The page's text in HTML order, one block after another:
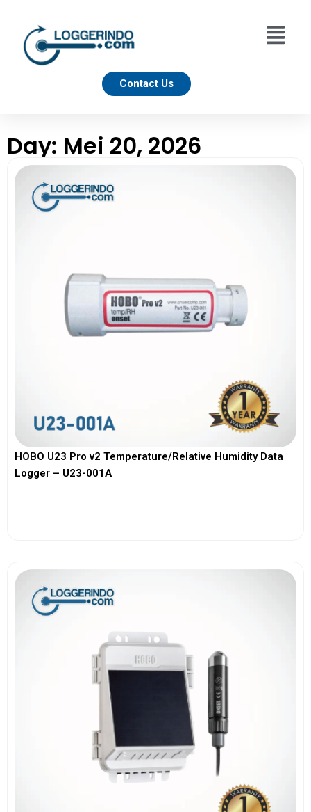
Contact Us
Day: Mei 20, 2026
HOBO U23 Pro v2 Temperature/Relative Humidity Data
Logger – U23-001A